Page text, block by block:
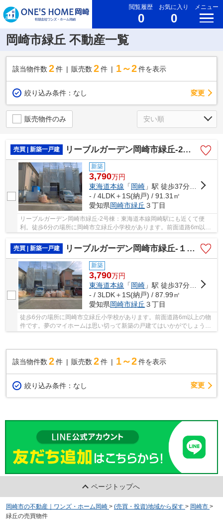
閲覧履歴
0
お気に入り
0
メニュー
岡崎市緑丘 不動産一覧
該当物件数 2件 販売数 2 件 1～2 件を表示
絞り込み条件： なし 変更
販売物件のみ
売買 | 新築一戸建 リーブルガーデン岡崎市緑丘-2号棟
新築
3,790万円
東海道本線 「岡崎 」駅 徒歩37分車12分 3.3km
- / 4LDK＋1S(納戸) / 91.31㎡
愛知県岡崎市緑丘 ３丁目
リーブルガーデン岡崎市緑丘-2号棟：東海道本線岡崎駅にも近くて便
利。徒歩6分の場所に岡崎市立緑丘小学校があります。前面道路6m以上
売買 | 新築一戸建
リーブルガーデン岡崎市緑丘-１号棟
新築
3,790万円
東海道本線 「岡崎 」駅 徒歩37分車12分 3.3km
- / 3LDK＋1S(納戸) / 87.99㎡
愛知県岡崎市緑丘 ３丁目
徒歩6分の場所に岡崎市立緑丘小学校があります。前面道路6m以上の物
件です。夢のマイホームは思い切って新築の戸建てはいかがでしょう
該当物件数 2件 販売数 2 件 1～2 件を表示
絞り込み条件： なし 変更
ページトップへ
岡崎市の不動産｜ワンズ・ホーム岡崎 > (売買・投資)地域から探す > 岡崎市 >
緑丘の売買物件